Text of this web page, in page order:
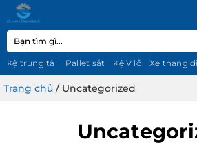
qua
nội
dung
Tìm
kiếm:
Kệ trung tải Pallet sắt Kệ V lỗ Xe thang
Trang chủ / Uncategorized